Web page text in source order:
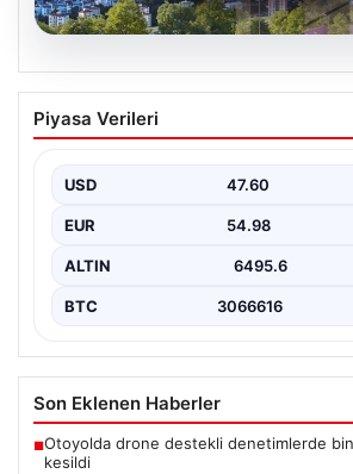
05.08.2026
DAP Yapı’dan bir ilk! Emlak
güvencesi Dap vizyonuyla
Piyasa Verileri
USD 47.60
EUR 54.98
ALTIN 6495.6
BTC 3066616
Son Eklenen Haberler
■Otoyolda drone destekli denetimlerde
kesildi